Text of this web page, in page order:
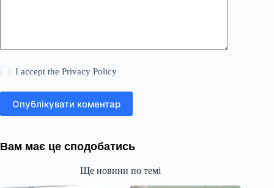
I accept thePrivacy Policy
Опублікувати коментар
Вам має це сподобатись
Ще новини по темі